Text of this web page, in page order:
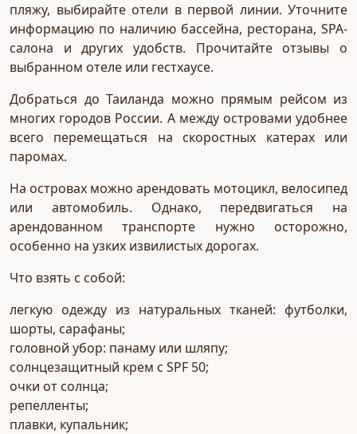
пляжу, выбирайте отели в первой линии. Уточните
информацию по наличию бассейна, ресторана, SPA-
салона и других удобств. Прочитайте отзывы о
выбранном отеле или гестхаусе.
Добраться до Таиланда можно прямым рейсом из
многих городов России. А между островами удобнее
всего перемещаться на скоростных катерах или
паромах.
На островах можно арендовать мотоцикл, велосипед
или автомобиль. Однако, передвигаться на
арендованном транспорте нужно осторожно,
особенно на узких извилистых дорогах.
Что взять с собой:
легкую одежду из натуральных тканей: футболки,
шорты, сарафаны;
головной убор: панаму или шляпу;
солнцезащитный крем с SPF 50;
очки от солнца;
репелленты;
плавки, купальник;